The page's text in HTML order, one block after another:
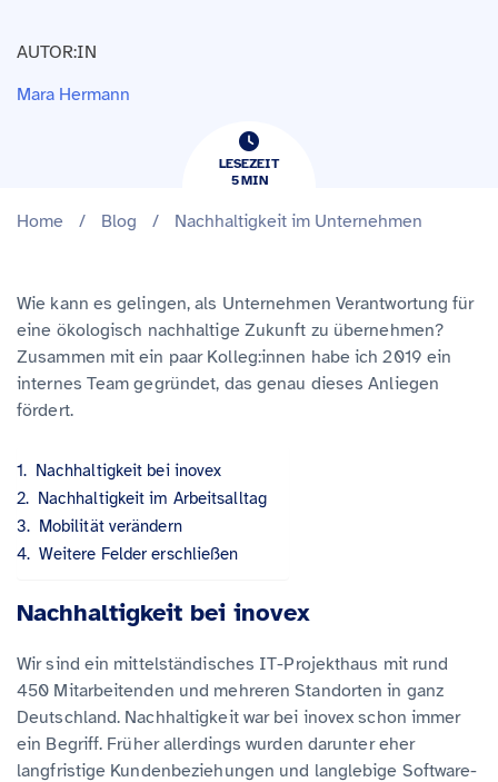
AUTOR:IN
Mara Hermann
LESEZEIT
5​​MIN
Home / Blog / Nachhaltigkeit im Unternehmen
Wie kann es gelingen, als Unternehmen Verantwortung für
eine ökologisch nachhaltige Zukunft zu übernehmen?
Zusammen mit ein paar Kolleg:innen habe ich 2019 ein
internes Team gegründet, das genau dieses Anliegen
fördert.
Nachhaltigkeit bei inovex
Nachhaltigkeit im Arbeitsalltag
Mobilität verändern
Weitere Felder erschließen
Nachhaltigkeit bei inovex
Wir sind ein mittelständisches IT-Projekthaus mit rund
450 Mitarbeitenden und mehreren Standorten in ganz
Deutschland. Nachhaltigkeit war bei inovex schon immer
ein Begriff. Früher allerdings wurden darunter eher
langfristige Kundenbeziehungen und langlebige Software-